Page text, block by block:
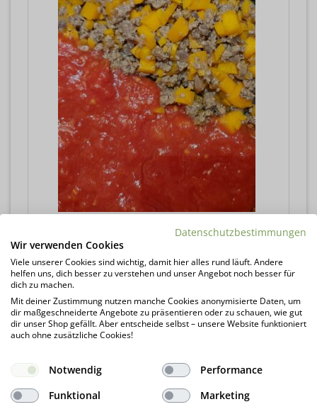
Auf kleiner Stufe für 3h köcheln lassen. In
der letzten Stunde hab ich den Deckel
abgenommen. Während der Kochzeit
immer wieder mal umrühren.
Datenschutzbestimmungen
Wir verwenden Cookies
Viele unserer Cookies sind wichtig, damit hier alles rund läuft. Andere
helfen uns, dich besser zu verstehen und unser Angebot noch besser für
dich zu machen.
Mit deiner Zustimmung nutzen manche Cookies anonymisierte Daten, um
dir maßgeschneiderte Angebote zu präsentieren oder zu schauen, wie gut
dir unser Shop gefällt. Aber entscheide selbst – unsere Website funktioniert
auch ohne zusätzliche Cookies!
Notwendig
Performance
Funktional
Marketing